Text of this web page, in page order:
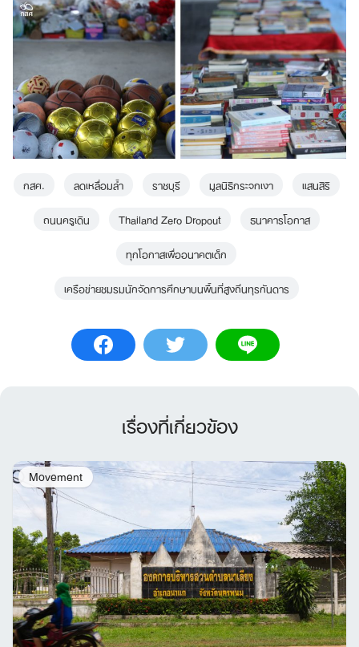
กสศ. ลดเหลื่อมล้ำ ราชบุรี มูลนิธิกระจกเงา
แสนสิริ
ถนนครูเดิน
Thailand Zero Dropout
ธนาคารโอกาส
ทุกโอกาสเพื่ออนาคตเด็ก
เครือข่ายชมรมนักจัดการศึกษาบนพื้นที่สูงถิ่นทุรกันดาร
เรื่องที่เกี่ยวข้อง
Movement